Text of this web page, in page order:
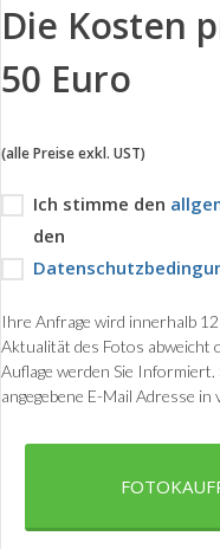
Die Kosten
50 Euro
(alle Preise exkl. UST)
Ich stimme den
den
Ihre Anfrage wird innerhalb
Aktualität des Fotos abweicht
Auflage werden Sie Informiert.
angegebene E-Mail Adresse